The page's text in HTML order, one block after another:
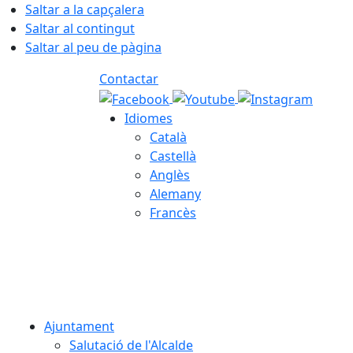
Saltar a la capçalera
Saltar al contingut
Saltar al peu de pàgina
Contactar
Idiomes
Català
Castellà
Anglès
Alemany
Francès
Ajuntament
Salutació de l'Alcalde